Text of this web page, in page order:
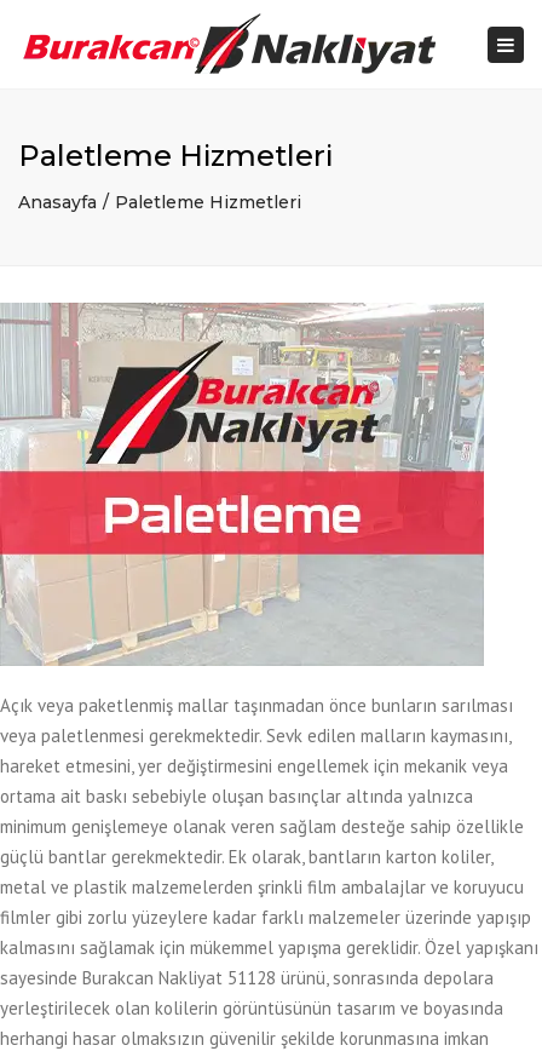
Paletleme Hizmetleri
Anasayfa Paletleme Hizmetleri
Açık veya paketlenmiş mallar taşınmadan önce bunların sarılması
veya paletlenmesi gerekmektedir. Sevk edilen malların kaymasını,
hareket etmesini, yer değiştirmesini engellemek için mekanik veya
ortama ait baskı sebebiyle oluşan basınçlar altında yalnızca
minimum genişlemeye olanak veren sağlam desteğe sahip özellikle
güçlü bantlar gerekmektedir. Ek olarak, bantların karton koliler,
metal ve plastik malzemelerden şrinkli film ambalajlar ve koruyucu
filmler gibi zorlu yüzeylere kadar farklı malzemeler üzerinde yapışıp
kalmasını sağlamak için mükemmel yapışma gereklidir. Özel yapışkanı
sayesinde Burakcan Nakliyat 51128 ürünü, sonrasında depolara
yerleştirilecek olan kolilerin görüntüsünün tasarım ve boyasında
herhangi hasar olmaksızın güvenilir şekilde korunmasına imkan